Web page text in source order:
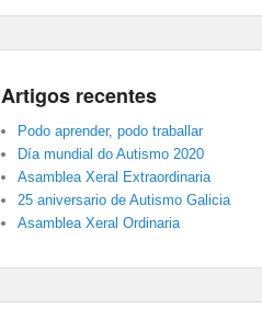
Artigos recentes
Podo aprender, podo traballar
Día mundial do Autismo 2020
Asamblea Xeral Extraordinaria
25 aniversario de Autismo Galicia
Asamblea Xeral Ordinaria